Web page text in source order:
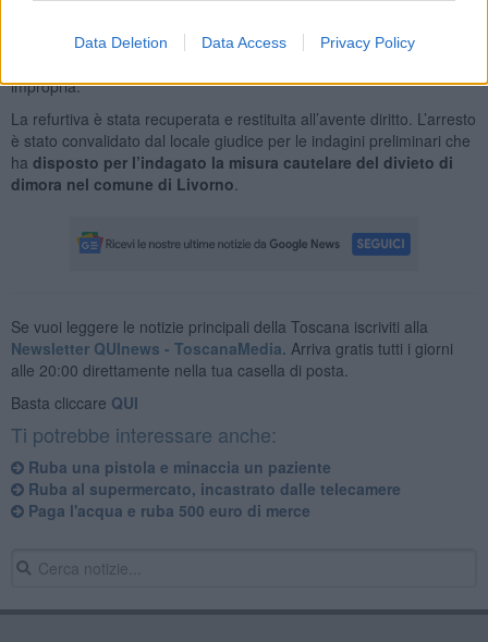
Data Deletion Data Access Privacy Policy
I carabinieri, raggiunto l’esercizio commerciale, hanno ricostruito la
impropria.
La refurtiva è stata recuperata e restituita all’avente diritto. L’arresto
è stato convalidato dal locale giudice per le indagini preliminari che
ha disposto per l’indagato la misura cautelare del divieto di
dimora nel comune di Livorno
Se vuoi leggere le notizie principali della Toscana iscriviti alla
Newsletter QUInews - ToscanaMedia. Arriva gratis tutti i giorni
alle 20:00 direttamente nella tua casella di posta.
Basta cliccare QUI
Ti potrebbe interessare anche:
Ruba una pistola e minaccia un paziente
Ruba al supermercato, incastrato dalle telecamere
Paga l'acqua e ruba 500 euro di merce